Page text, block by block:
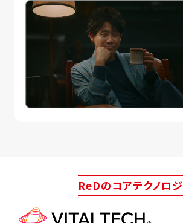
ReDのコアテクノロ